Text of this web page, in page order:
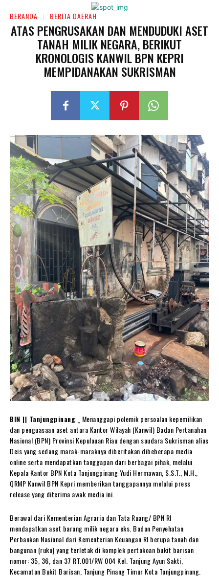
BERANDA BERITA DAERAH
ATAS PENGRUSAKAN DAN MENDUDUKI ASET
TANAH MILIK NEGARA, BERIKUT
KRONOLOGIS KANWIL BPN KEPRI
MEMPIDANAKAN SUKRISMAN
BIN || Tanjungpinang _
Menanggapi polemik persoalan kepemilikan
dan penguasaan aset antara Kantor Wilayah (Kanwil) Badan Pertanahan
Nasional (BPN) Provinsi Kepulauan Riau dengan saudara Sukrisman alias
Deis yang sedang marak-maraknya diberitakan dibeberapa media
online serta mendapatkan tanggapan dari berbagai pihak, melalui
Kepala Kantor BPN Kota Tanjungpinang Yudi Hermawan, S.S.T., M.H.,
QRMP Kanwil BPN Kepri memberikan tanggapannya melalui press
release yang diterima awak media ini.
Berawal dari Kementerian Agraria dan Tata Ruang/ BPN RI
mendapatkan aset barang milik negara eks. Badan Penyehatan
Perbankan Nasional dari Kementerian Keuangan RI berupa tanah dan
bangunan (ruko) yang terletak di komplek pertokoan bukit barisan
nomor: 35, 36, dan 37 RT.001/RW 004 Kel. Tanjung Ayun Sakti,
Kecamatan Bukit Barisan, Tanjung Pinang Timur Kota Tanjungpinang.